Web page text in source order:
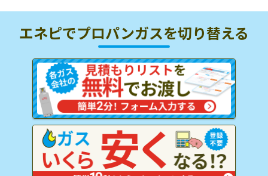
エネピでプロパンガスを切り替える